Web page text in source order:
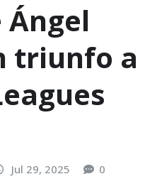
Ángel
triunfo a
Jul 29, 2025 0